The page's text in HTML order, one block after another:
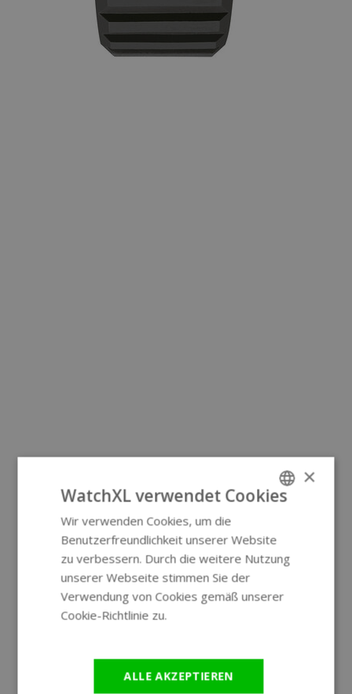
GERMAN
×
WatchXL verwendet Cookies
Wir verwenden Cookies, um die
Benutzerfreundlichkeit unserer Website
zu verbessern. Durch die weitere Nutzung
unserer Webseite stimmen Sie der
Verwendung von Cookies gemäß unserer
Cookie-Richtlinie zu.
ALLE AKZEPTIEREN